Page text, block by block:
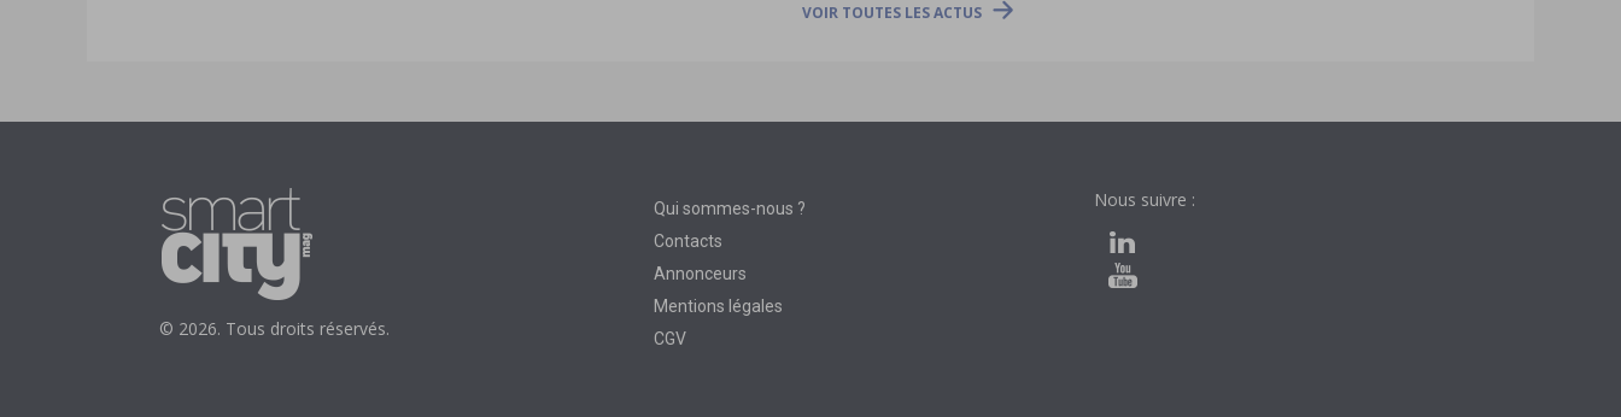
VOIR TOUTES LES ACTUS
© 2026. Tous droits réservés.
Qui sommes-nous ?
Contacts
Annonceurs
Mentions légales
CGV
Nous suivre :